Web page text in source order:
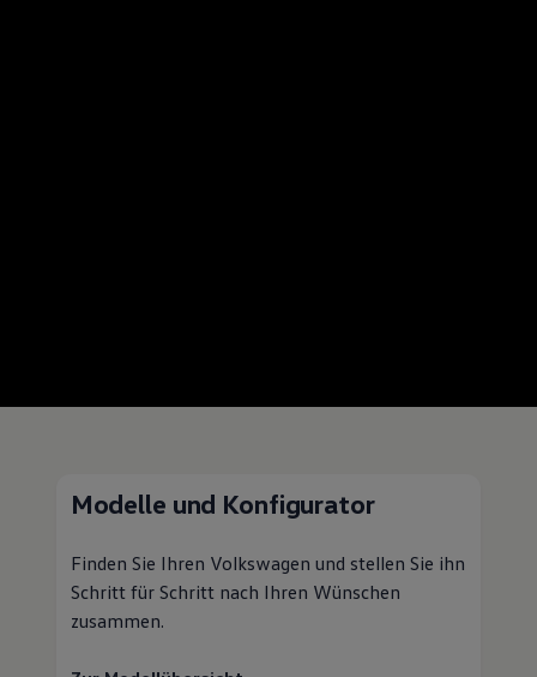
Modelle und Konfigurator
Finden Sie Ihren Volkswagen und stellen Sie ihn
Schritt für Schritt nach Ihren Wünschen
zusammen.